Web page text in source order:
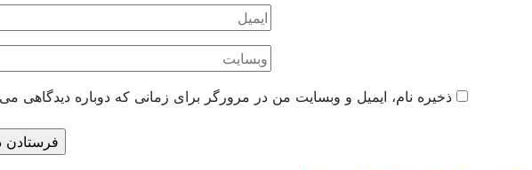
ذخیره نام، ایمیل و وبسایت من در مرورگر برای زمانی که دوباره دیدگاهی